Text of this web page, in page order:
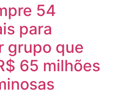
54
para
grupo que
65 milhões